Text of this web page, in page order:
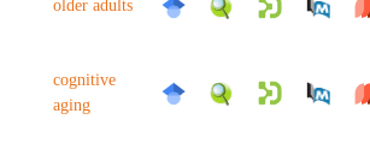
older adults
cognitive
aging